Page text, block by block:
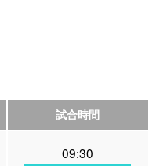
試合時間
09:30